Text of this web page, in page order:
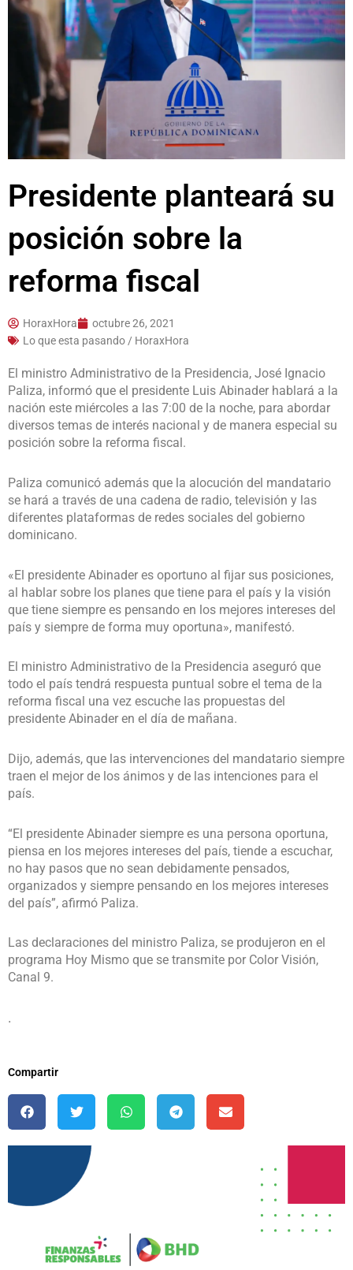
Presidente planteará su
posición sobre la
reforma fiscal
HoraxHora
octubre 26, 2021
Lo que esta pasando / HoraxHora
El ministro Administrativo de la Presidencia, José Ignacio
Paliza, informó que el presidente Luis Abinader hablará a la
nación este miércoles a las 7:00 de la noche, para abordar
diversos temas de interés nacional y de manera especial su
posición sobre la reforma fiscal.
Paliza comunicó además que la alocución del mandatario
se hará a través de una cadena de radio, televisión y las
diferentes plataformas de redes sociales del gobierno
dominicano.
«El presidente Abinader es oportuno al fijar sus posiciones,
al hablar sobre los planes que tiene para el país y la visión
que tiene siempre es pensando en los mejores intereses del
país y siempre de forma muy oportuna», manifestó.
El ministro Administrativo de la Presidencia aseguró que
todo el país tendrá respuesta puntual sobre el tema de la
reforma fiscal una vez escuche las propuestas del
presidente Abinader en el día de mañana.
Dijo, además, que las intervenciones del mandatario siempre
traen el mejor de los ánimos y de las intenciones para el
país.
“El presidente Abinader siempre es una persona oportuna,
piensa en los mejores intereses del país, tiende a escuchar,
no hay pasos que no sean debidamente pensados,
organizados y siempre pensando en los mejores intereses
del país”, afirmó Paliza.
Las declaraciones del ministro Paliza, se produjeron en el
programa Hoy Mismo que se transmite por Color Visión,
Canal 9.
.
Compartir